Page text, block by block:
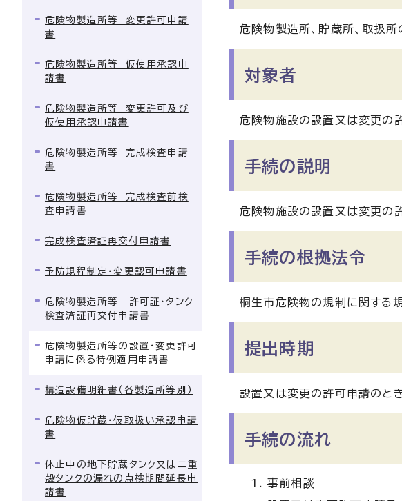
危険物製造所、貯蔵所、取扱
対象者
危険物施設の設置又は変更の
手続の説明
危険物施設の設置又は変更の
手続の根拠法令
桐生市危険物の規制に関する
提出時期
設置又は変更の許可申請のとき
手続の流れ
事前相談
危険物製造所等 変更許可申請
書
危険物製造所等 仮使用承認申
請書
危険物製造所等 変更許可及び
仮使用承認申請書
危険物製造所等 完成検査申請
書
危険物製造所等 完成検査前検
査申請書
完成検査済証再交付申請書
予防規程制定・変更認可申請書
危険物製造所等 許可証・タンク
検査済証再交付申請書
危険物製造所等の設置・変更許可
申請に係る特例適用申請書
構造設備明細書（各製造所等別）
危険物仮貯蔵・仮取扱い承認申請
書
休止中の地下貯蔵タンク又は二重
殻タンクの漏れの点検期間延長申
請書